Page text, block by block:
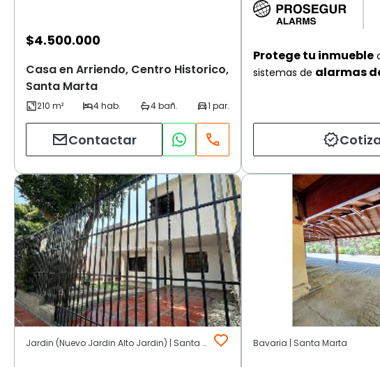
$4.500.000
Casa en Arriendo, Centro Historico,
Santa Marta
Contactar
Protege tu inmueble
sistemas de alarmas
Jardin (Nuevo Jardin Alto Jardin) | Santa Marta Bavaria | Santa Marta